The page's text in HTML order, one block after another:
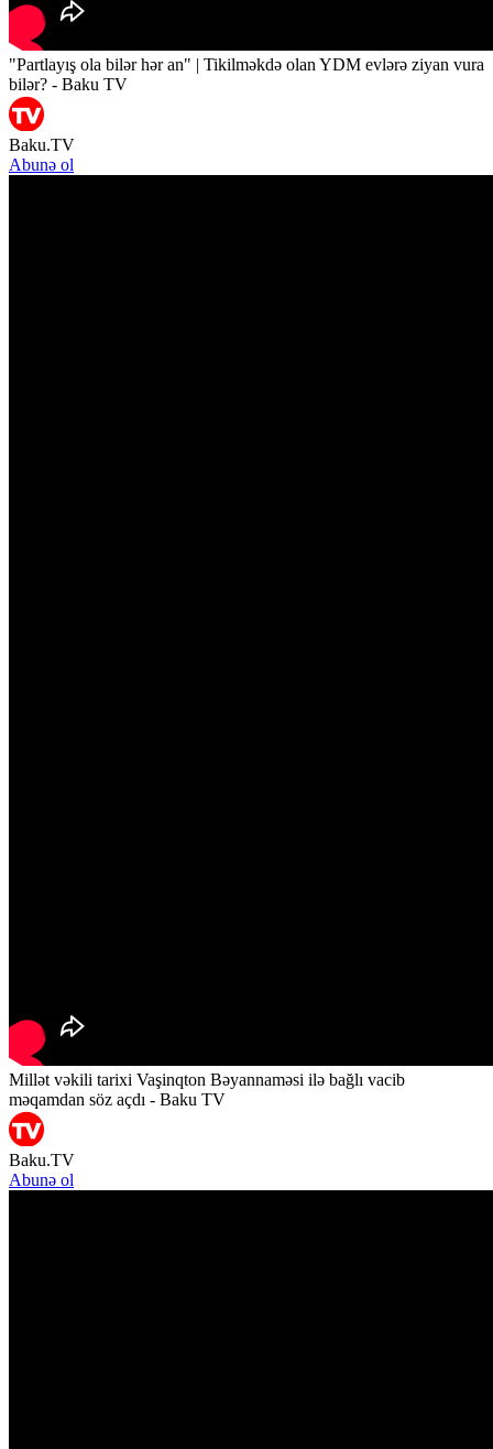
"Partlayış ola bilər hər an" | Tikilməkdə olan YDM evlərə ziyan vura
bilər? - Baku TV
Baku.TV
Abunə ol
Millət vəkili tarixi Vaşinqton Bəyannaməsi ilə bağlı vacib
məqamdan söz açdı - Baku TV
Baku.TV
Abunə ol